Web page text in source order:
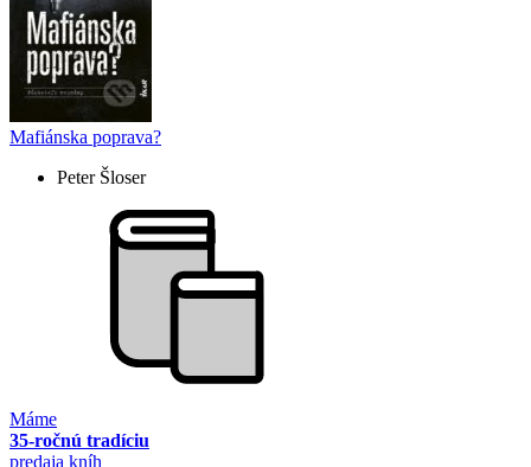
Mafiánska poprava?
Peter Šloser
Máme
35-ročnú tradíciu
predaja kníh